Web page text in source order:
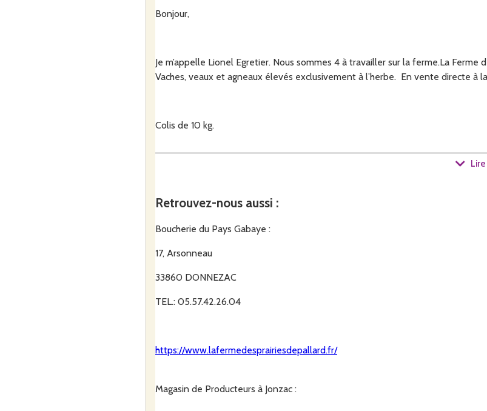
Bonjour,
Je m’appelle Lionel Egretier. Nous sommes 4 à travailler sur la ferme.La
Vaches, veaux et agneaux élevés exclusivement à l’herbe. En vente directe à
Colis de 10 kg.
1,5 kg de chaque à peu près.
Veau : Rôtis, Cottes, Côtelettes, Escalopes, Tendrons, Blanquette et Jarret.
Retrouvez-nous aussi :
Boucherie du Pays Gabaye :
17, Arsonneau
33860 DONNEZAC
TEL.: 05.57.42.26.04
https://www.lafermedesprairiesdepallard.fr/
Magasin de Producteurs à Jonzac :